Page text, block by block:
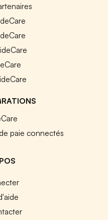
paie connectés